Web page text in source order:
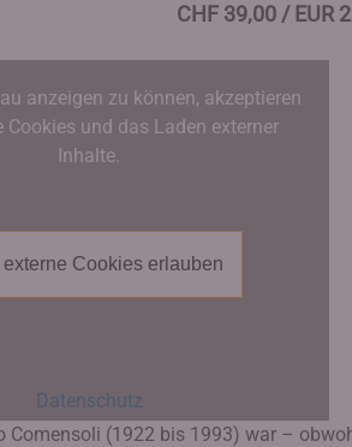
CHF 39,00 / EUR
anzeigen zu können, akzeptieren
Cookies und das Laden externer
Inhalte.
Cookies erlauben
Datenschutz
Comensoli (1922 bis 1993) war –